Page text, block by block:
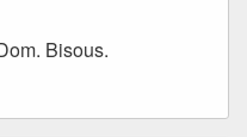
Bisous.